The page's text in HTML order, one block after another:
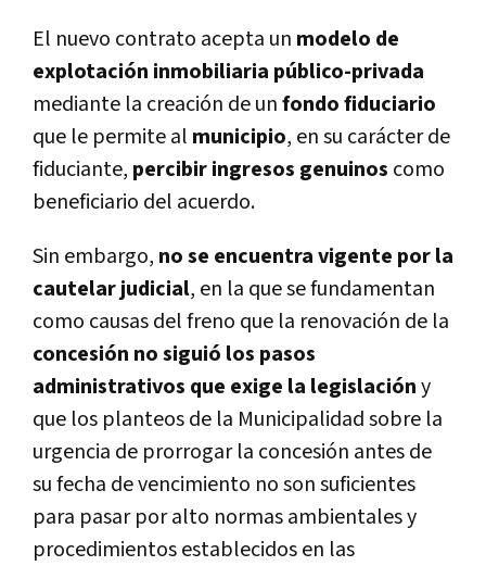
El nuevo contrato acepta un modelo de
explotación inmobiliaria público-privada
mediante la creación de unfondo fiduciario
que le permite al municipio, en su carácter de
fiduciante, percibir ingresos genuinos como
beneficiario del acuerdo.
Sin embargo, no se encuentra vigente por la
cautelar judicial, en la que se fundamentan
como causas del freno que la renovación de la
concesión no siguió los pasos
administrativos que exige la legislacióny
que los planteos de la Municipalidad sobre la
urgencia de prorrogar la concesión antes de
su fecha de vencimiento no son suficientes
para pasar por alto normas ambientales y
procedimientos establecidos en las